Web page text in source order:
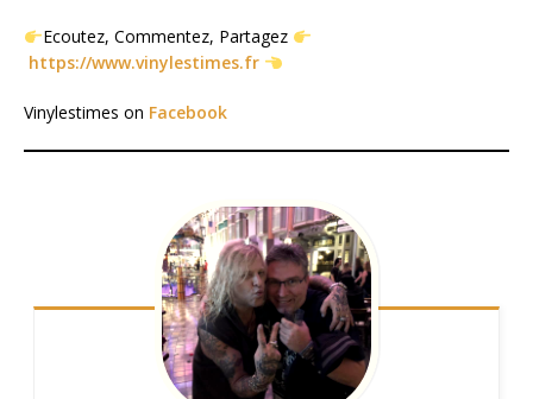
Ecoutez, Commentez, Partagez
https://www.vinylestimes.fr
Vinylestimes on Facebook